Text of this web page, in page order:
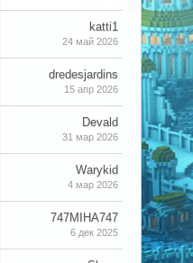
katti1
24 май 2026
dredesjardins
15 апр 2026
Devald
31 мар 2026
Warykid
4 мар 2026
747MIHA747
6 дек 2025